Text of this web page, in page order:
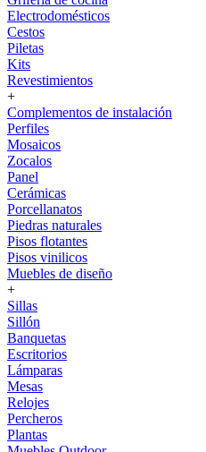
Electrodomésticos
Cestos
Piletas
Kits
Revestimientos
+
Complementos de instalación
Perfiles
Mosaicos
Zocalos
Panel
Cerámicas
Porcellanatos
Piedras naturales
Pisos flotantes
Pisos vinilicos
Muebles de diseño
+
Sillas
Sillón
Banquetas
Escritorios
Lámparas
Mesas
Relojes
Percheros
Plantas